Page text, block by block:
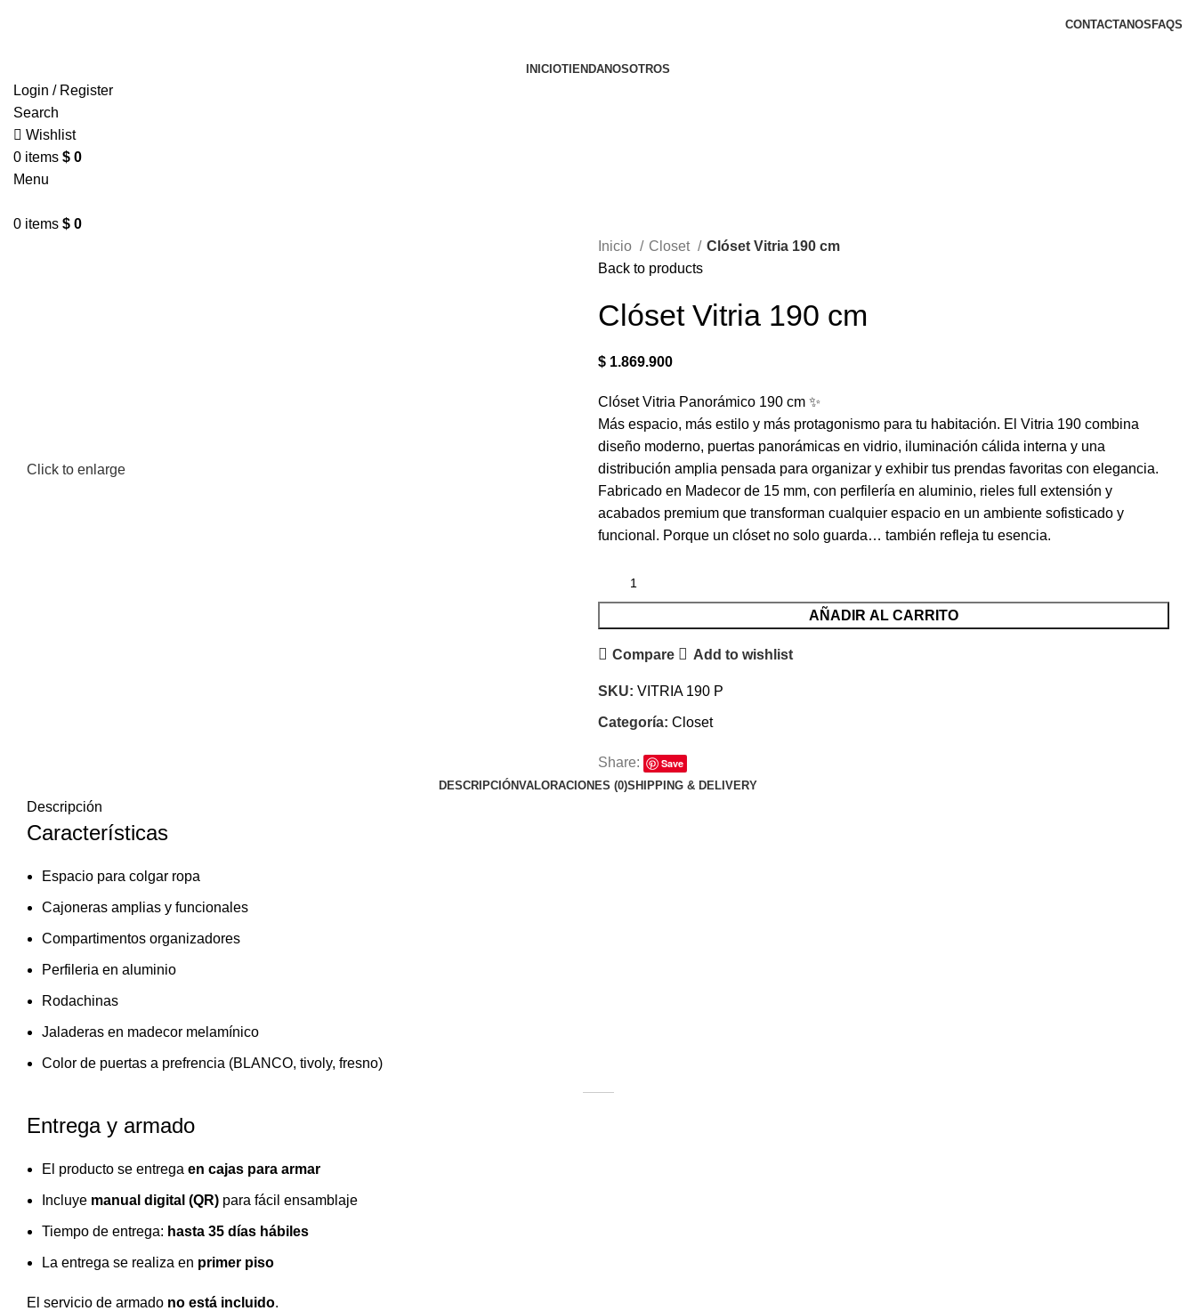
CONTACTANOS FAQS
INICIOTIENDANOSOTROS
Login / Register
Search
Wishlist
0 items $ 0
Menu
0 items $ 0
Click to enlarge
Inicio Closet
Clóset Vitria 190 cm
Back to products
Clóset Vitria 190 cm
$ 1.869.900
Clóset Vitria Panorámico 190 cm ✨
Más espacio, más estilo y más protagonismo para tu habitación. El Vitria 190 combina
diseño moderno, puertas panorámicas en vidrio, iluminación cálida interna y una
distribución amplia pensada para organizar y exhibir tus prendas favoritas con elegancia.
Fabricado en Madecor de 15 mm, con perfilería en aluminio, rieles full extensión y
acabados premium que transforman cualquier espacio en un ambiente sofisticado y
funcional. Porque un clóset no solo guarda… también refleja tu esencia.
AÑADIR AL CARRITO
Compare Add to wishlist
SKU: VITRIA 190 P
Categoría: Closet
Share:
Save
DESCRIPCIÓNVALORACIONES (0)SHIPPING & DELIVERY
Descripción
Características
Espacio para colgar ropa
Cajoneras amplias y funcionales
Compartimentos organizadores
Perfileria en aluminio
Rodachinas
Jaladeras en madecor melamínico
Color de puertas a prefrencia (BLANCO, tivoly, fresno)
Entrega y armado
El producto se entrega en cajas para armar
Incluye manual digital (QR) para fácil ensamblaje
Tiempo de entrega: hasta 35 días hábiles
La entrega se realiza en primer piso
El servicio de armado no está incluido.